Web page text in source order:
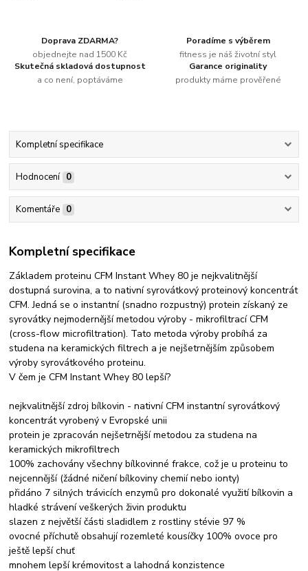
Doprava ZDARMA?
objednejte nad 1500 Kč
Poradíme s výběrem
fitness je náš životní styl
Skutečná skladová dostupnost
a co není, poptáváme
Garance originality
produkty máme prověřené
Kompletní specifikace
Hodnocení 0
Komentáře 0
Kompletní specifikace
Základem proteinu CFM Instant Whey 80 je nejkvalitnější
dostupná surovina, a to nativní syrovátkový proteinový koncentrát
CFM. Jedná se o instantní (snadno rozpustný) protein získaný ze
syrovátky nejmodernější metodou výroby - mikrofiltrací CFM
(cross-flow microfiltration). Tato metoda výroby probíhá za
studena na keramických filtrech a je nejšetrnějším způsobem
výroby syrovátkového proteinu.
V čem je CFM Instant Whey 80 lepší?
nejkvalitnější zdroj bílkovin - nativní CFM instantní syrovátkový
koncentrát vyrobený v Evropské unii
protein je zpracován nejšetrnější metodou za studena na
keramických mikrofiltrech
100% zachovány všechny bílkovinné frakce, což je u proteinu to
nejcennější (žádné ničení bílkoviny chemií nebo ionty)
přidáno 7 silných trávicích enzymů pro dokonalé využití bílkovin a
hladké strávení veškerých živin produktu
slazen z největší části sladidlem z rostliny stévie 97 %
ovocné příchutě obsahují rozemleté kousíčky 100% ovoce pro
ještě lepší chuť
mnohem lepší krémovitost a lahodná konzistence